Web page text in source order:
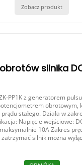
Zobacz produkt
silnika
PP1K z generatorem
obrotowym,
stałego. Działa w
Napięcie wejściowe:
10A Zakres
silnik można